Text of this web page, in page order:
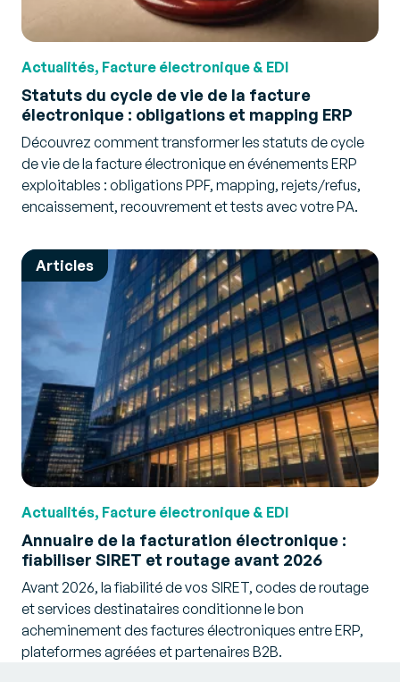
Actualités, Facture électronique & EDI
Statuts du cycle de vie de la facture
électronique : obligations et mapping ERP
Découvrez comment transformer les statuts de cycle
de vie de la facture électronique en événements ERP
exploitables : obligations PPF, mapping, rejets/refus,
encaissement, recouvrement et tests avec votre PA.
Articles
Actualités, Facture électronique & EDI
Annuaire de la facturation électronique :
fiabiliser SIRET et routage avant 2026
Avant 2026, la fiabilité de vos SIRET, codes de routage
et services destinataires conditionne le bon
acheminement des factures électroniques entre ERP,
plateformes agréées et partenaires B2B.